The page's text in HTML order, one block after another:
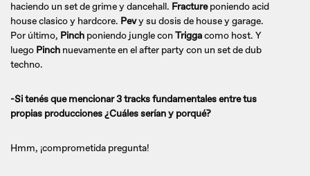
haciendo un set de grime y dancehall. Fractureponiendo acid
house clasico y hardcore. Pevy su dosis de house y garage.
Por último, Pinch poniendo jungle conTriggacomo host. Y
luego Pinch nuevamente en el after party con un set de dub
techno.
-Si tenés que mencionar 3 tracks fundamentales entre tus
propias producciones ¿Cuáles serían y porqué?
Hmm, ¡comprometida pregunta!